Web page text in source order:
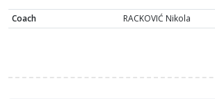
Coach RACKOVIĆ Nikola